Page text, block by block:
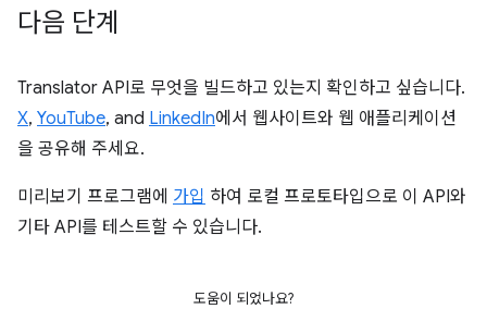
다음 단계
Translator API로 무엇을 빌드하고 있는지 확인하고 싶습니다.
X, YouTube, and LinkedIn에서 웹사이트와 웹 애플리케이션
을 공유해 주세요.
미리보기 프로그램에 가입 하여 로컬 프로토타입으로 이 API와
기타 API를 테스트할 수 있습니다.
도움이 되었나요?